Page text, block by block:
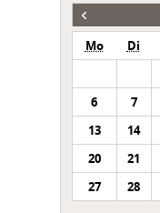
Mo Di
6
7
13
14
20
21
27
28